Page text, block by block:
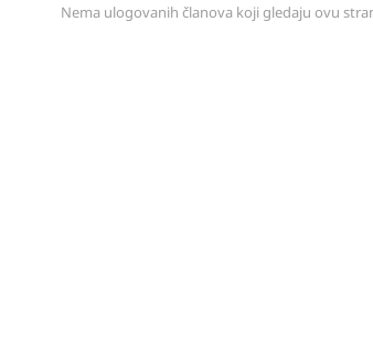
Nema ulogovanih članova koji gledaju ovu